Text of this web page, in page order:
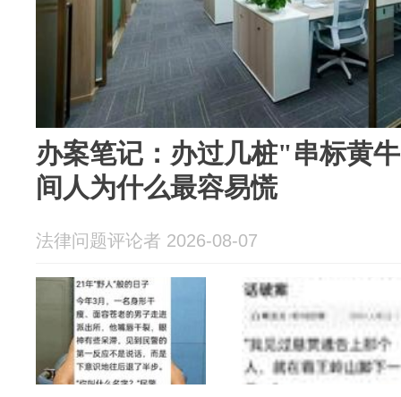
办案笔记：办过几桩"串标黄
间人为什么最容易慌
法律问题评论者 2026-08-07